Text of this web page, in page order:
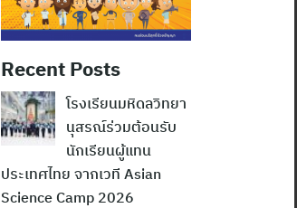
Recent Posts
โรงเรียนมหิดลวิทยา
นุสรณ์ร่วมต้อนรับ
นักเรียนผู้แทน
ประเทศไทย จากเวที Asian
Science Camp 2026